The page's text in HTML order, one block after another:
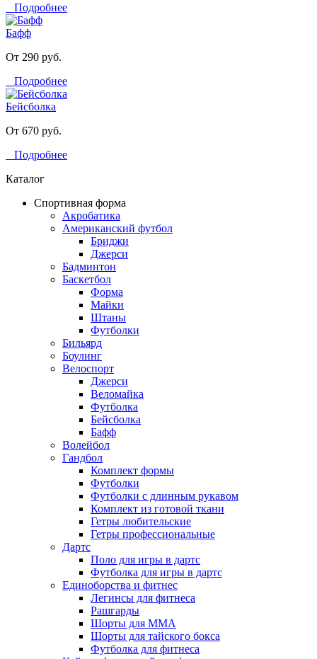
Подробнее
Бафф
От 290 руб.
Подробнее
Бейсболка
От 670 руб.
Подробнее
Каталог
Спортивная форма
Акробатика
Американский футбол
Бриджи
Джерси
Бадминтон
Баскетбол
Форма
Майки
Штаны
Футболки
Бильярд
Боулинг
Велоспорт
Джерси
Веломайка
Футболка
Бейсболка
Бафф
Волейбол
Гандбол
Комплект формы
Футболки
Футболки с длинным рукавом
Комплект из готовой ткани
Гетры любительские
Гетры профессиональные
Дартс
Поло для игры в дартс
Футболка для игры в дартс
Единоборства и фитнес
Легинсы для фитнеса
Рашгарды
Шорты для MMA
Шорты для тайского бокса
Футболка для фитнеса